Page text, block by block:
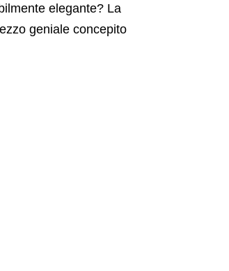
elegante? La
geniale concepito